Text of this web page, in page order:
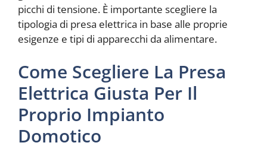
picchi di tensione. È importante scegliere la
tipologia di presa elettrica in base alle proprie
esigenze e tipi di apparecchi da alimentare.
Come Scegliere La Presa
Elettrica Giusta Per Il
Proprio Impianto
Domotico